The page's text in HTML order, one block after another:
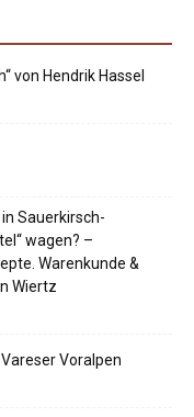
von Hendrik Hassel
Sauerkirsch-
wagen? –
Warenkunde &
Wiertz
Voralpen